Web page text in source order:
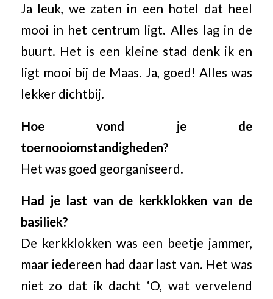
Ja leuk, we zaten in een hotel dat heel
mooi in het centrum ligt. Alles lag in de
buurt. Het is een kleine stad denk ik en
ligt mooi bij de Maas. Ja, goed! Alles was
lekker dichtbij.
Hoe vond je de
toernooiomstandigheden?
Het was goed georganiseerd.
Had je last van de kerkklokken van de
basiliek?
De kerkklokken was een beetje jammer,
maar iedereen had daar last van. Het was
niet zo dat ik dacht ‘O, wat vervelend